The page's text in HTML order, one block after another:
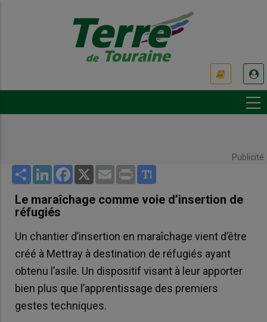
Publicité
Share LinkedInFacebook
X Email Print
Le maraîchage comme voie d’insertion de
réfugiés
Un chantier d’insertion en maraîchage vient d’être
créé à Mettray à destination de réfugiés ayant
obtenu l’asile. Un dispositif visant à leur apporter
bien plus que l’apprentissage des premiers
gestes techniques.